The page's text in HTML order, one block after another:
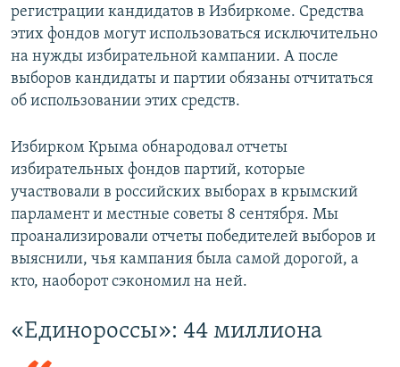
регистрации кандидатов в Избиркоме. Средства
этих фондов могут использоваться исключительно
на нужды избирательной кампании. А после
выборов кандидаты и партии обязаны отчитаться
об использовании этих средств.
Избирком Крыма обнародовал отчеты
избирательных фондов партий, которые
участвовали в российских выборах в крымский
парламент и местные советы 8 сентября. Мы
проанализировали отчеты победителей выборов и
выяснили, чья кампания была самой дорогой, а
кто, наоборот сэкономил на ней.
«Единороссы»: 44 миллиона